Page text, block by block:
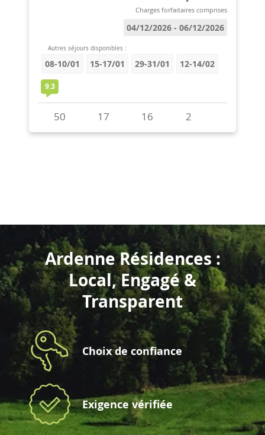
Ardenne Résidences :
Local, Engagé &
Transparent
Choix de confiance
Exigence vérifiée